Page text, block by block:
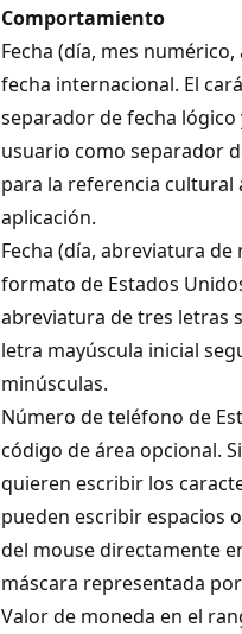
Comportamiento
Fecha (día, mes
fecha internacional. El
separador de fecha lógico
usuario como separador
para la referencia cultural
aplicación.
Fecha (día, abreviatura de
formato de Estados
abreviatura de tres letras
letra mayúscula inicial
minúsculas.
Número de teléfono de
código de área opcional.
quieren escribir los
pueden escribir espacios
del mouse directamente
máscara representada
Valor de moneda en el